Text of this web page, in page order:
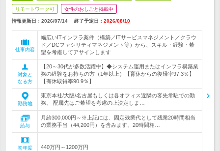
リモートワーク可 女性のおしごと掲載中
情報更新日：2026/07/14 終了予定日： 2026/08/10
仕事内容
幅広いITインフラ案件（構築／ITサービスマネジメント／クラウ
ド／DCファシリティマネジメント等）から、スキル・経験・希
望を考慮してアサインします
対象と
なる方
【20～30代が多数活躍中】◆システム運用またはインフラ構築業
務の経験をお持ちの方（1年以上）【育休からの復帰率97.3％】
【有休取得率90.9％】
勤務地
東京本社/大阪/名古屋もしくは各オフィス近隣の客先常駐での勤
務。 配属先はご希望を考慮の上決定しま…
給与
月給300,000円～※上記には、固定残業代として残業20時間相当
の業務手当（44,200円）を含みます。20時間相…
初年度
440万円～1200万円